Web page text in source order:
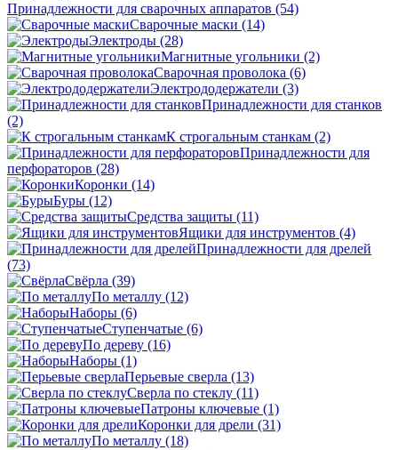
Принадлежности для сварочных аппаратов (54)
Сварочные маски (14)
Электроды (28)
Магнитные угольники (2)
Сварочная проволока (6)
Электрододержатели (3)
Принадлежности для станков
(2)
К строгальным станкам (2)
Принадлежности для
перфораторов (28)
Коронки (14)
Буры (12)
Средства защиты (11)
Ящики для инструментов (4)
Принадлежности для дрелей
(73)
Свёрла (39)
По металлу (12)
Наборы (6)
Ступенчатые (6)
По дереву (16)
Наборы (1)
Перьевые сверла (13)
Сверла по стеклу (11)
Патроны ключевые (1)
Коронки для дрели (31)
По металлу (18)